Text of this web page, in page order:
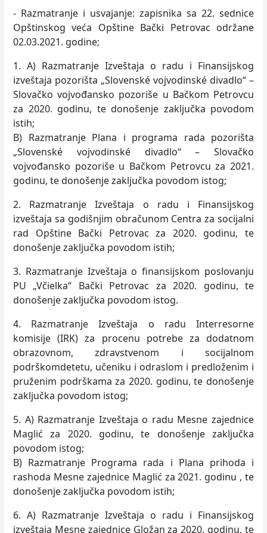
- Razmatranje i usvajanje: zapisnika sa 22. sednice
Opštinskog veća Opštine Bački Petrovac održane
02.03.2021. godine;
1. A) Razmatranje Izveštaja o radu i Finansijskog
izveštaja pozorišta „Slovenské vojvodinské divadlo“ –
Slovačko vojvođansko pozoriše u Bačkom Petrovcu
za 2020. godinu, te donošenje zaklјučka povodom
istih;
B) Razmatranje Plana i programa rada pozorišta
„Slovenské vojvodinské divadlo“ – Slovačko
vojvođansko pozoriše u Bačkom Petrovcu za 2021.
godinu, te donošenje zaklјučka povodom istog;
2. Razmatranje Izveštaja o radu i Finansijskog
izveštaja sa godišnjim obračunom Centra za socijalni
rad Opštine Bački Petrovac za 2020. godinu, te
donošenje zaklјučka povodom istih;
3. Razmatranje Izveštaja o finansijskom poslovanju
PU „Včielka“ Bački Petrovac za 2020. godinu, te
donošenje zaklјučka povodom istog.
4. Razmatranje Izveštaja o radu Interresorne
komisije (IRK) za procenu potrebe za dodatnom
obrazovnom, zdravstvenom i socijalnom
podrškomdetetu, učeniku i odraslom i predloženim i
pruženim podrškama za 2020. godinu, te donošenje
zaklјučka povodom istog;
5. A) Razmatranje Izveštaja o radu Mesne zajednice
Maglić za 2020. godinu, te donošenje zaklјučka
povodom istog;
B) Razmatranje Programa rada i Plana prihoda i
rashoda Mesne zajednice Maglić za 2021. godinu , te
donošenje zaklјučka povodom istih;
6. A) Razmatranje Izveštaja o radu i Finansijskog
izveštaja Mesne zajednice Gložan za 2020. godinu, te